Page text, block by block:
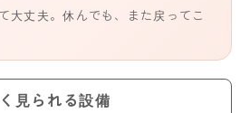
大丈夫。休んでも、また戻ってこ
見られる設備